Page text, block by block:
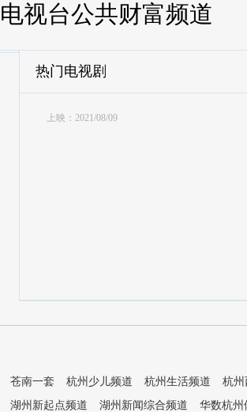
视台公共财富频道
热门电视剧
上映：2021/08/09
苍南一套 杭州少儿频道 杭州生活频道
杭州
湖州新起点频道 湖州新闻综合频道
华数杭州